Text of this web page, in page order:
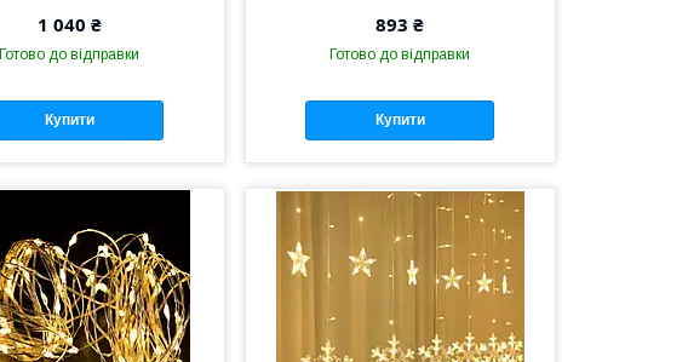
1 040 ₴
Готово до відправки
Купити
893 ₴
Готово до відправки
Купити